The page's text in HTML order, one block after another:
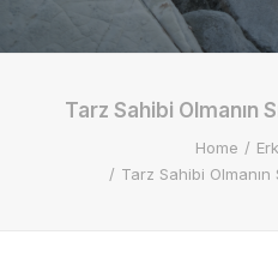
Tarz Sahibi Olmanın
Home
Tarz Sahibi Olmanın